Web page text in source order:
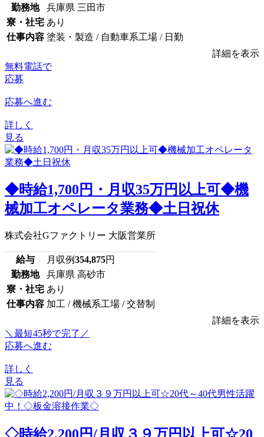
勤務地
兵庫県 三田市
寮・社宅 あり
仕事内容 塗装・製造 / 自動車系工場 / 日勤
詳細を表示
無料電話で
応募
応募へ進む
詳しく
見る
◆時給1,700円・月収35万円以上可◆機
械加工オペレータ業務◆土日祝休
株式会社Gファクトリー 大阪営業所
給与 月収例354,875円
勤務地
兵庫県 高砂市
寮・社宅 あり
仕事内容 加工 / 機械系工場 / 交替制
詳細を表示
＼最短45秒で完了／
応募へ進む
詳しく
見る